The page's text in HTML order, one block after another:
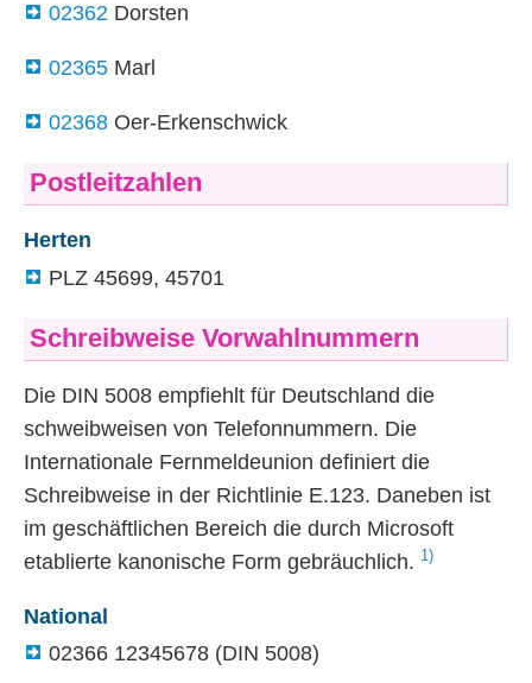
02362 Dorsten
02365 Marl
02368 Oer-Erkenschwick
Postleitzahlen
Herten
PLZ 45699, 45701
Schreibweise Vorwahlnummern
Die DIN 5008 empfiehlt für Deutschland die
schweibweisen von Telefonnummern. Die
Internationale Fernmeldeunion definiert die
Schreibweise in der Richtlinie E.123. Daneben ist
im geschäftlichen Bereich die durch Microsoft
etablierte kanonische Form gebräuchlich. 1)
National
02366 12345678 (DIN 5008)